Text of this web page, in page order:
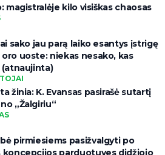
magistralėje kilo visiškas chaosas
sako jau parą laiko esantys įstrigę
oro uoste: niekas nesako, kas
(atnaujinta)
žinia: K. Evansas pasirašė sutartį
„Žalgiriu“
pirmiesiems pasižvalgyti po